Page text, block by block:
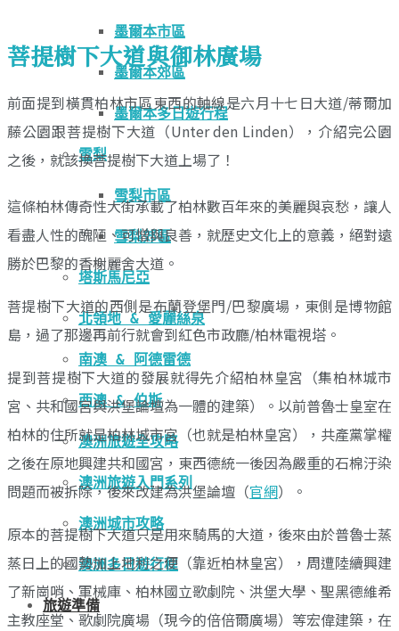
墨爾本市區
墨爾本郊區
墨爾本多日遊行程
雪梨
雪梨市區
雪梨郊區
塔斯馬尼亞
北領地 & 愛麗絲泉
南澳 & 阿德雷德
西澳 & 伯斯
澳洲旅遊全攻略
澳洲旅遊入門系列
澳洲城市攻略
澳洲多日遊行程
旅遊準備
菩提樹下大道與御林廣場
前面提到橫貫柏林市區東西的軸線是六月十七日大道/蒂爾加
藤公園跟菩提樹下大道（Unter den Linden），介紹完公園
之後，就該換菩提樹下大道上場了！
這條柏林傳奇性大街承載了柏林數百年來的美麗與哀愁，讓人
看盡人性的醜陋、可憎與良善，就歷史文化上的意義，絕對遠
勝於巴黎的香榭麗舍大道。
菩提樹下大道的西側是布蘭登堡門/巴黎廣場，東側是博物館
島，過了那邊再前行就會到紅色市政廳/柏林電視塔。
提到菩提樹下大道的發展就得先介紹柏林皇宮（集柏林城市
宮、共和國宮與洪堡論壇為一體的建築）。以前普魯士皇室在
柏林的住所就是柏林城市宮（也就是柏林皇宮），共產黨掌權
之後在原地興建共和國宮，東西德統一後因為嚴重的石棉汙染
問題而被拆除，後來改建為洪堡論壇（官網）。
原本的菩提樹下大道只是用來騎馬的大道，後來由於普魯士蒸
蒸日上的國勢加上地利之便（靠近柏林皇宮），周遭陸續興建
了新崗哨、軍械庫、柏林國立歌劇院、洪堡大學、聖黑德維希
主教座堂、歌劇院廣場（現今的倍倍爾廣場）等宏偉建築，在